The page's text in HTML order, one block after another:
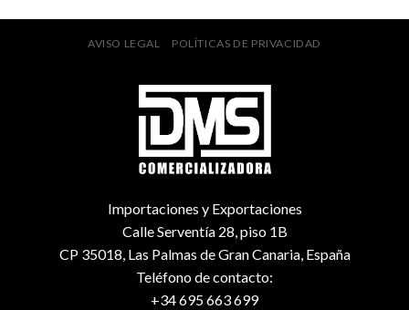
AVISO LEGAL POLÍTICAS DE PRIVACIDAD
Importaciones y Exportaciones
Calle Serventía 28, piso 1B
CP 35018, Las Palmas de Gran Canaria, España
Teléfono de contacto:
+34 695 663 699